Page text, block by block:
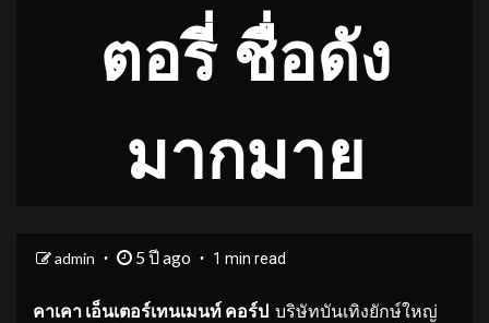
ตอรี่ ชื่อดัง
มากมาย
admin 5 ปี ago 1 min read
คาเคา เอ็นเตอร์เทนเมนท์ คอร์ป บริษัทบันเทิงยักษ์ใหญ่